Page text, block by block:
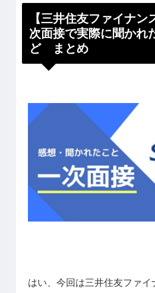
【三井住友ファイナ
次面接で実際に聞かれ
ど まとめ
はい、今回は三井住友ファ